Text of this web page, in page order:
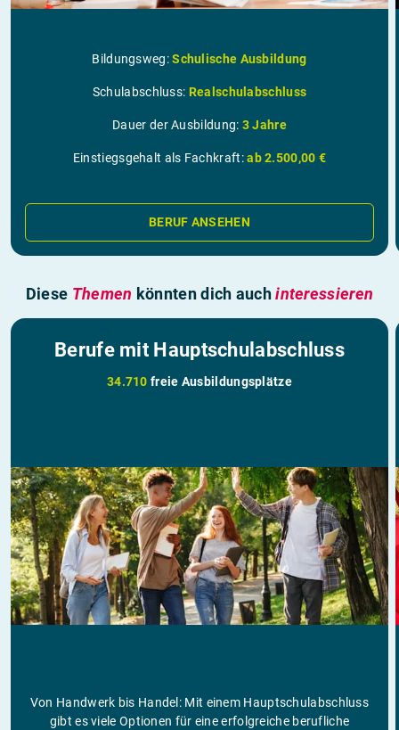
Bildungsweg:Schulische Ausbildung
Schulabschluss: Realschulabschluss
Dauer der Ausbildung: 3 Jahre
Einstiegsgehalt als Fachkraft:ab 2.500,00 €
BERUF ANSEHEN
Diese Themen könnten dich auchinteressieren
Berufe mit Hauptschulabschluss
34.710freie Ausbildungsplätze
Von Handwerk bis Handel: Mit einem Hauptschulabschluss
gibt es viele Optionen für eine erfolgreiche berufliche